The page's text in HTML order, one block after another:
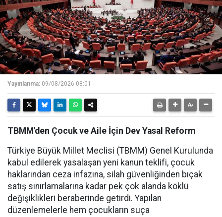
Yayınlanma: 09/08/2026 08:01
TBMM'den Çocuk ve Aile İçin Dev Yasal Reform
Türkiye Büyük Millet Meclisi (TBMM) Genel Kurulunda
kabul edilerek yasalaşan yeni kanun teklifi, çocuk
haklarından ceza infazına, silah güvenliğinden bıçak
satış sınırlamalarına kadar pek çok alanda köklü
değişiklikleri beraberinde getirdi. Yapılan
düzenlemelerle hem çocukların suça